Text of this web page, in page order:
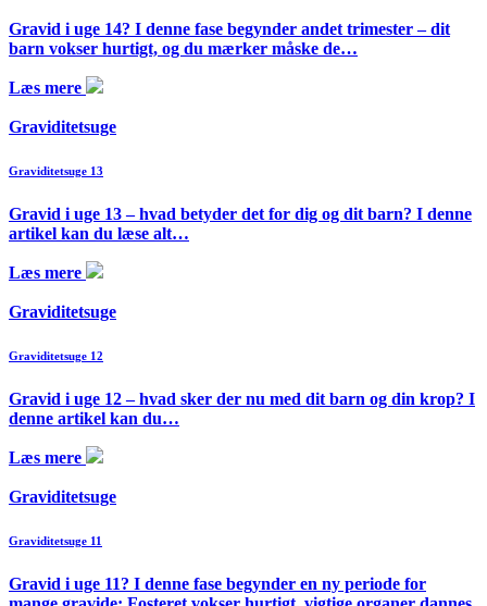
Gravid i uge 14? I denne fase begynder andet trimester – dit
barn vokser hurtigt, og du mærker måske de…
Læs mere
Graviditetsuge
Graviditetsuge 13
Gravid i uge 13 – hvad betyder det for dig og dit barn? I denne
artikel kan du læse alt…
Læs mere
Graviditetsuge
Graviditetsuge 12
Gravid i uge 12 – hvad sker der nu med dit barn og din krop? I
denne artikel kan du…
Læs mere
Graviditetsuge
Graviditetsuge 11
Gravid i uge 11? I denne fase begynder en ny periode for